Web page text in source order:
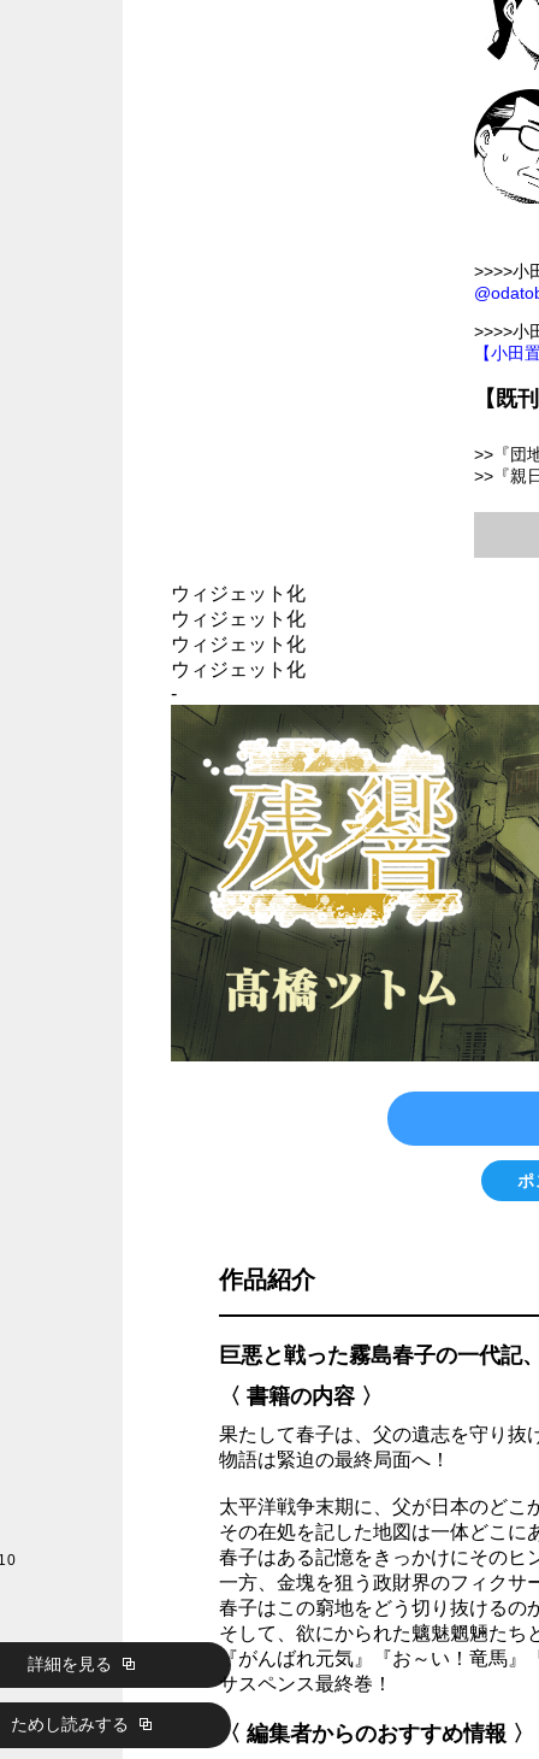
>>>>小
>>>>小
【小田
【既
>>『団
>>『親
ウィジェット化
ウィジェット化
ウィジェット化
ウィジェット化
-
詳細を見る
ためし読みする
作品紹介
巨悪と戦った霧島春子の一代記
〈 書籍の内容 〉
果たして春子は、父の遺志を守り抜
物語は緊迫の最終局面へ！
太平洋戦争末期に、父が日本のどこ
その在処を記した地図は一体どこ
春子はある記憶をきっかけにその
一方、金塊を狙う政財界のフィクサ
春子はこの窮地をどう切り抜けるの
そして、欲にかられた魑魅魍魎たち
『がんばれ元気』『お～い！竜馬
サスペンス最終巻！
〈 編集者からのおすすめ情報 〉